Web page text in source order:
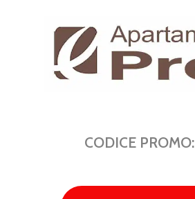
CODICE PROMO: